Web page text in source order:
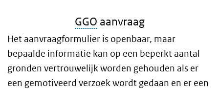
GGO aanvraag
Het aanvraagformulier is openbaar, maar
bepaalde informatie kan op een beperkt aantal
gronden vertrouwelijk worden gehouden als er
een gemotiveerd verzoek wordt gedaan en er een